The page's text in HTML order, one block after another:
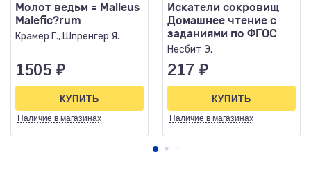
Молот ведьм = Malleus
Malefic?rum
Крамер Г., Шпренгер Я.
1505 ₽
Наличие в магазинах
КУПИТЬ
Искатели сокровищ
Домашнее чтение с
заданиями по ФГОС
Несбит Э.
217 ₽
Наличие в магазинах
КУПИТЬ